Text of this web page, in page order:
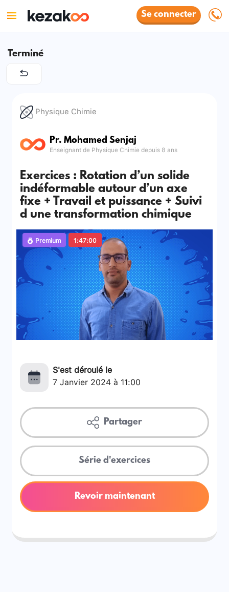
Se connecter
Terminé
Physique Chimie
Pr. Mohamed Senjaj
Enseignant de Physique Chimie depuis 8 ans
Exercices : Rotation d’un solide
indéformable autour d’un axe
fixe + Travail et puissance + Suivi
d une transformation chimique
Premium 1:47:00
S'est déroulé le
7 Janvier 2024 à 11:00
Partager
Série d'exercices
Revoir maintenant